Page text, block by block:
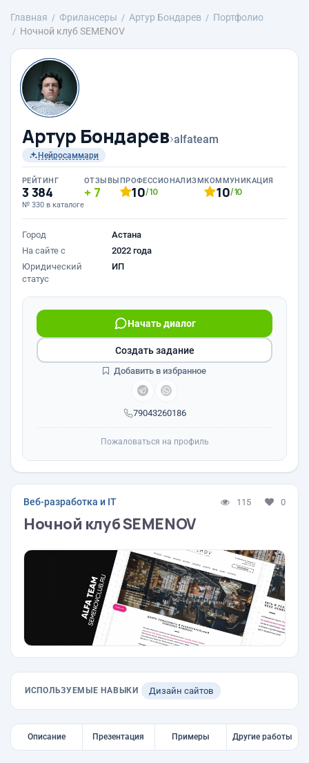
Главная Фрилансеры Артур Бондарев
Портфолио
Ночной клуб SEMENOV
Артур Бондарев›alfateam
Нейросаммари
РЕЙТИНГ
3 384
№ 330 в каталоге
ОТЗЫВЫ
7
ПРОФЕССИОНАЛИЗМ
10/10
КОММУНИКАЦИЯ
10/10
Город
Астана
На сайте с
2022 года
Юридический
статус
ИП
79043260186
Начать диалог
Создать задание
Добавить в избранное
Пожаловаться на профиль
Веб-разработка и IT 115 0
Ночной клуб SEMENOV
ИСПОЛЬЗУЕМЫЕ НАВЫКИ Дизайн сайтов
Описание Презентация Примеры Другие работы